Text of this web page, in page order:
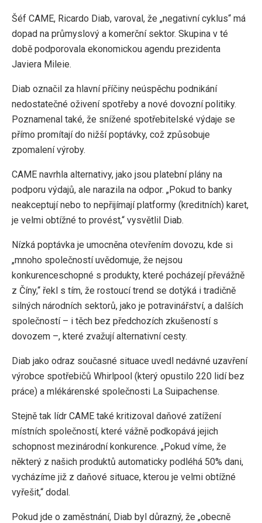
Šéf CAME, Ricardo Diab, varoval, že „negativní cyklus“ má
dopad na průmyslový a komerční sektor. Skupina v té
době podporovala ekonomickou agendu prezidenta
Javiera Mileie.
Diab označil za hlavní příčiny neúspěchu podnikání
nedostatečné oživení spotřeby a nové dovozní politiky.
Poznamenal také, že snížené spotřebitelské výdaje se
přímo promítají do nižší poptávky, což způsobuje
zpomalení výroby.
CAME navrhla alternativy, jako jsou platební plány na
podporu výdajů, ale narazila na odpor. „Pokud to banky
neakceptují nebo to nepřijímají platformy (kreditních) karet,
je velmi obtížné to provést,“ vysvětlil Diab.
Nízká poptávka je umocněna otevřením dovozu, kde si
„mnoho společností uvědomuje, že nejsou
konkurenceschopné s produkty, které pocházejí převážně
z Číny,“ řekl s tím, že rostoucí trend se dotýká i tradičně
silných národních sektorů, jako je potravinářství, a dalších
společností – i těch bez předchozích zkušeností s
dovozem –, které zvažují alternativní cesty.
Diab jako odraz současné situace uvedl nedávné uzavření
výrobce spotřebičů Whirlpool (který opustilo 220 lidí bez
práce) a mlékárenské společnosti La Suipachense.
Stejně tak lídr CAME také kritizoval daňové zatížení
místních společností, které vážně podkopává jejich
schopnost mezinárodní konkurence. „Pokud víme, že
některý z našich produktů automaticky podléhá 50% dani,
vycházíme již z daňové situace, kterou je velmi obtížné
vyřešit,“ dodal.
Pokud jde o zaměstnání, Diab byl důrazný, že „obecně